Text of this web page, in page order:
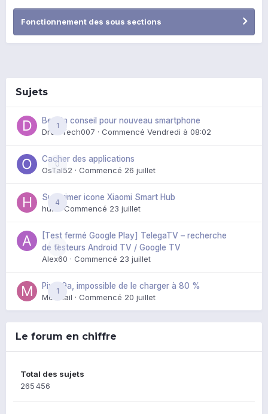
Fonctionnement des sous sections
Sujets
1
Besoin conseil pour nouveau smartphone
DroidTech007 · Commencé Vendredi à 08:02
0
Cacher des applications
OsTal52 · Commencé 26 juillet
4
Supprimer icone Xiaomi Smart Hub
huik
· Commencé 23 juillet
0
[Test fermé Google Play] TelegaTV – recherche
de testeurs Android TV / Google TV
Alex60 · Commencé 23 juillet
1
Pixel 9a, impossible de le charger à 80 %
Mozmail · Commencé 20 juillet
Le forum en chiffre
Total des sujets
265 456